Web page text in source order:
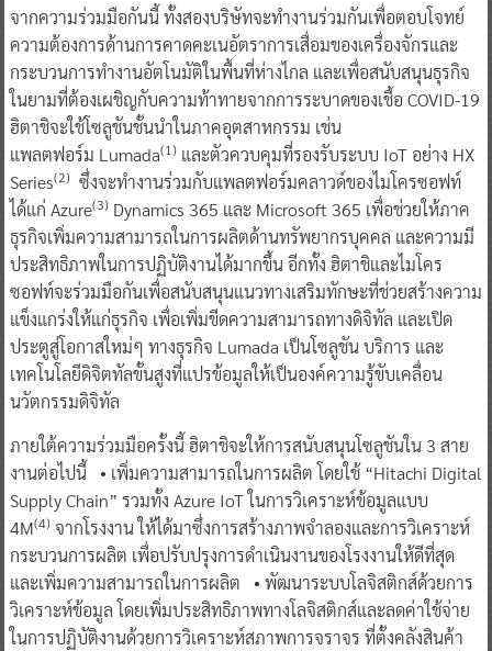
จากความร่วมมือกันนี้ ทั้งสองบริษัทจะทำงานร่วมกันเพื่อตอบโจทย์
ความต้องการด้านการคาดคะเนอัตราการเสื่อมของเครื่องจักรและ
กระบวนการทำงานอัตโนมัติในพื้นที่ห่างไกล และเพื่อสนับสนุนธุรกิจ
ในยามที่ต้องเผชิญกับความท้าทายจากการระบาดของเชื้อ COVID-19
ฮิตาชิจะใช้โซลูชันชั้นนำในภาคอุตสาหกรรม เช่น
แพลตฟอร์ม Lumada(1)และตัวควบคุมที่รองรับระบบ IoT อย่าง HX
Series(2)ซึ่งจะทำงานร่วมกับแพลตฟอร์มคลาวด์ของไมโครซอฟท์
ได้แก่ Azure(3)Dynamics 365 และ Microsoft 365 เพื่อช่วยให้ภาค
ธุรกิจเพิ่มความสามารถในการผลิตด้านทรัพยากรบุคคล และความมี
ประสิทธิภาพในการปฏิบัติงานได้มากขึ้น อีกทั้ง ฮิตาชิและไมโคร
ซอฟท์จะร่วมมือกันเพื่อสนับสนุนแนวทางเสริมทักษะที่ช่วยสร้างความ
แข็งแกร่งให้แก่ธุรกิจ เพื่อเพิ่มขีดความสามารถทางดิจิทัล และเปิด
ประตูสู่โอกาสใหม่ๆ ทางธุรกิจ Lumada เป็นโซลูชัน บริการ และ
เทคโนโลยีดิจิตทัลขั้นสูงที่แปรข้อมูลให้เป็นองค์ความรู้ขับเคลื่อน
นวัตกรรมดิจิทัล
ภายใต้ความร่วมมือครั้งนี้ ฮิตาชิจะให้การสนับสนุนโซลูชันใน 3 สาย
งานต่อไปนี้ • เพิ่มความสามารถในการผลิต โดยใช้ “Hitachi Digital
Supply Chain” รวมทั้ง Azure IoT ในการวิเคราะห์ข้อมูลแบบ
4M(4)จากโรงงาน ให้ได้มาซึ่งการสร้างภาพจำลองและการวิเคราะห์
กระบวนการผลิต เพื่อปรับปรุงการดำเนินงานของโรงงานให้ดีที่สุด
และเพิ่มความสามารถในการผลิต • พัฒนาระบบโลจิสติกส์ด้วยการ
วิเคราะห์ข้อมูล โดยเพิ่มประสิทธิภาพทางโลจิสติกส์และลดค่าใช้จ่าย
ในการปฏิบัติงานด้วยการวิเคราะห์สภาพการจราจร ที่ตั้งคลังสินค้า